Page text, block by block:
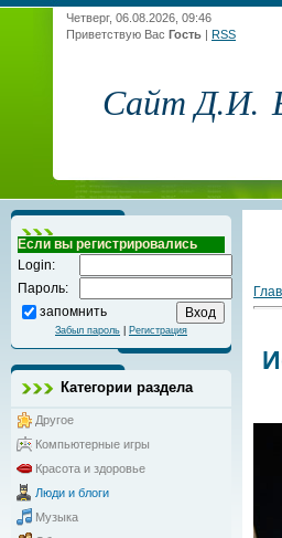
Четверг, 06.08.2026, 09:46
Приветствую Вас Гость | RSS
Сайт Д.И.
Если вы регистрировались
Login:
Пароль:
запомнить
Забыл пароль Регистрация
Категории раздела
Другое
Компьютерные игры
Красота и здоровье
Люди и блоги
Музыка